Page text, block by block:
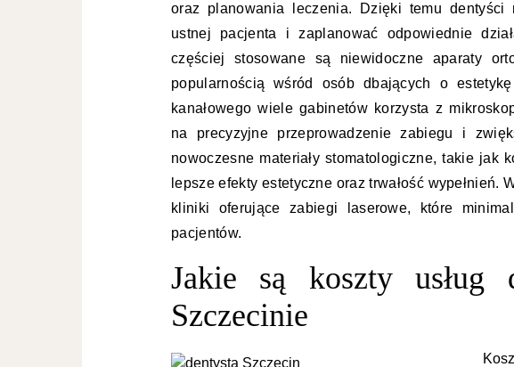
oraz planowania leczenia. Dzięki temu dentyści
ustnej pacjenta i zaplanować odpowiednie
częściej stosowane są niewidoczne aparaty
popularnością wśród osób dbających o
kanałowego wiele gabinetów korzysta z
na precyzyjne przeprowadzenie zabiegu i
nowoczesne materiały stomatologiczne, takie jak
lepsze efekty estetyczne oraz trwałość
kliniki oferujące zabiegi laserowe, które
pacjentów.
Jakie są koszty usług
Szczecinie